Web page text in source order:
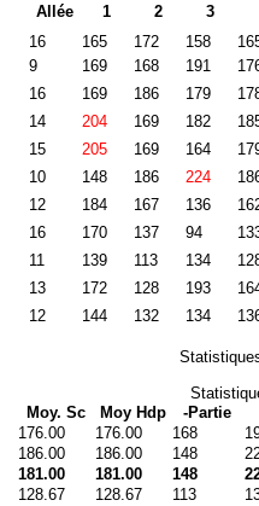
Allée 1 2 3
16 165 172 158
9 169 168 191
16 169 186 179
14 204 169 182
15 205 169 164
10 148 186 224
12 184 167 136
16 170 137 94
11 139 113 134
13 172 128 193
12 144 132 134
Moy. Sc Moy Hdp -Partie
176.00 176.00 168
186.00 186.00 148
181.00 181.00 148
128.67 128.67 113